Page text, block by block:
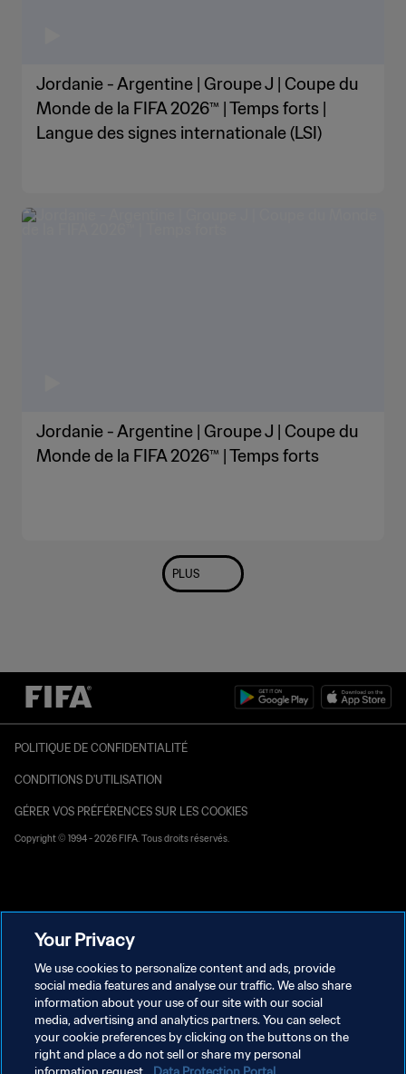
Jordanie - Argentine | Groupe J | Coupe du
Monde de la FIFA 2026™ | Temps forts |
Langue des signes internationale (LSI)
Jordanie - Argentine | Groupe J | Coupe du
Monde de la FIFA 2026™ | Temps forts
PLUS
POLITIQUE DE CONFIDENTIALITÉ
CONDITIONS D'UTILISATION
GÉRER VOS PRÉFÉRENCES SUR LES COOKIES
Copyright © 1994 - 2026 FIFA. Tous droits réservés.
Your Privacy
We use cookies to personalize content and ads, provide
social media features and analyse our traffic. We also share
information about your use of our site with our social
media, advertising and analytics partners. You can select
your cookie preferences by clicking on the buttons on the
right and place a do not sell or share my personal